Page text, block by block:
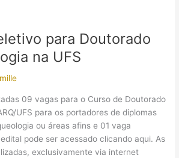
para Doutorado
na UFS
09 vagas para o Curso de Doutorado
UFS para os portadores de diplomas
ou áreas afins e 01 vaga
pode ser acessado clicando aqui. As
exclusivamente via internet